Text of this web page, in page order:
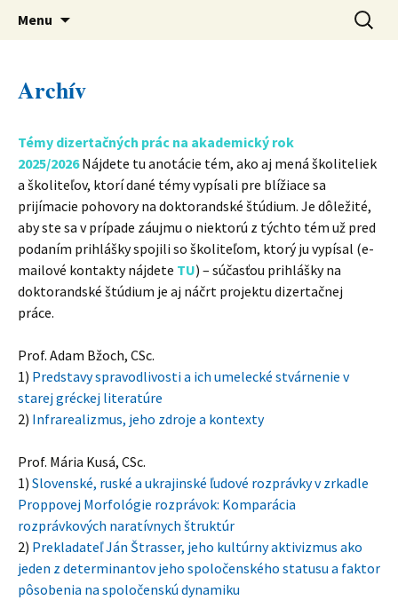
Ústav svetovej literatúry SAV
verejná výskumná inštitúcia
Menu Hľadať:
Archív
Témy dizertačných prác na akademický rok
2025/2026Nájdete tu anotácie tém, ako aj mená školiteliek
a školiteľov, ktorí dané témy vypísali pre blížiace sa
prijímacie pohovory na doktorandské štúdium. Je dôležité,
aby ste sa v prípade záujmu o niektorú z týchto tém už pred
podaním prihlášky spojili so školiteľom, ktorý ju vypísal (e-
mailové kontakty nájdete TU) – súčasťou prihlášky na
doktorandské štúdium je aj náčrt projektu dizertačnej
práce.
Prof. Adam Bžoch, CSc.
1) Predstavy spravodlivosti a ich umelecké stvárnenie v
starej gréckej literatúre
2) Infrarealizmus, jeho zdroje a kontexty
Prof. Mária Kusá, CSc.
1) Slovenské, ruské a ukrajinské ľudové rozprávky v zrkadle
Proppovej Morfológie rozprávok: Komparácia
rozprávkových naratívnych štruktúr
2) Prekladateľ Ján Štrasser, jeho kultúrny aktivizmus ako
jeden z determinantov jeho spoločenského statusu a faktor
pôsobenia na spoločenskú dynamiku